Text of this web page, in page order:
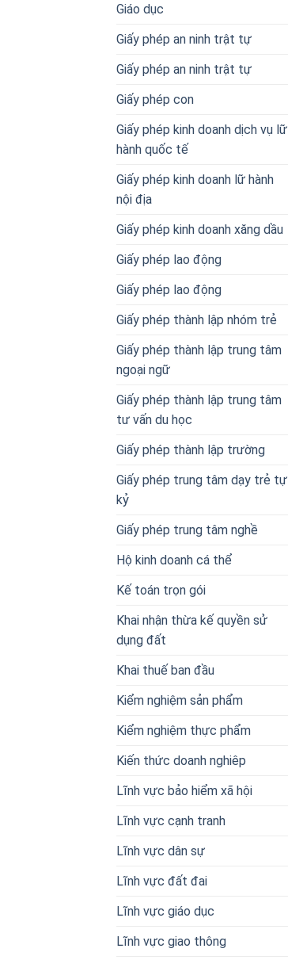
Giáo dục
Giấy phép an ninh trật tự
Giấy phép an ninh trật tự
Giấy phép con
Giấy phép kinh doanh dịch vụ lữ
hành quốc tế
Giấy phép kinh doanh lữ hành
nội địa
Giấy phép kinh doanh xăng dầu
Giấy phép lao động
Giấy phép lao động
Giấy phép thành lập nhóm trẻ
Giấy phép thành lập trung tâm
ngoại ngữ
Giấy phép thành lập trung tâm
tư vấn du học
Giấy phép thành lập trường
Giấy phép trung tâm dạy trẻ tự
kỷ
Giấy phép trung tâm nghề
Hộ kinh doanh cá thể
Kế toán trọn gói
Khai nhận thừa kế quyền sử
dụng đất
Khai thuế ban đầu
Kiểm nghiệm sản phẩm
Kiểm nghiệm thực phẩm
Kiến thức doanh nghiêp
Lĩnh vực bảo hiểm xã hội
Lĩnh vực cạnh tranh
Lĩnh vực dân sự
Lĩnh vực đất đai
Lĩnh vực giáo dục
Lĩnh vực giao thông